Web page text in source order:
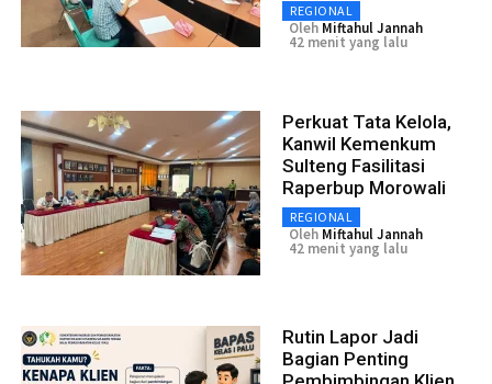
REGIONAL
Oleh Miftahul Jannah
42 menit yang lalu
Perkuat Tata Kelola,
Kanwil Kemenkum
Sulteng Fasilitasi
Raperbup Morowali
REGIONAL
Oleh Miftahul Jannah
42 menit yang lalu
Rutin Lapor Jadi
Bagian Penting